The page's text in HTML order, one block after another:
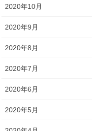
2020年10月
2020年9月
2020年8月
2020年7月
2020年6月
2020年5月